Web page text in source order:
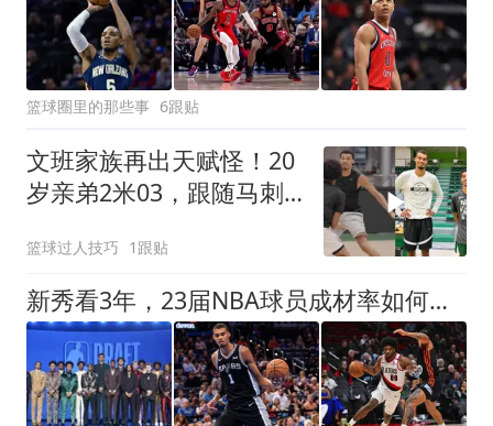
篮球圈里的那些事 6跟贴
文班家族再出天赋怪！20
岁亲弟2米03，跟随马刺
篮球过人技巧 1跟贴
新秀看3年，23届NBA球员成材率如何！状元已成巨星，探花难堪大任